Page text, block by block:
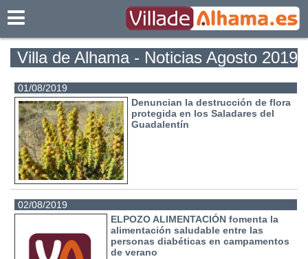
Villa de Alhama - Noticias Agosto 2019
01/08/2019
Denuncian la destrucción de flora
protegida en los Saladares del
Guadalentín
02/08/2019
ELPOZO ALIMENTACIÓN fomenta la
alimentación saludable entre las
personas diabéticas en campamentos
de verano